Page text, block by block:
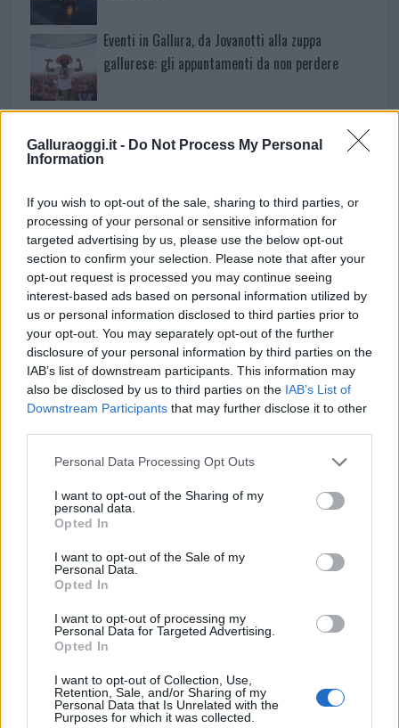
Galluraoggi.it - Do Not Process My Personal
Information
If you wish to opt-out of the sale, sharing to third parties, or
processing of your personal or sensitive information for
targeted advertising by us, please use the below opt-out
section to confirm your selection. Please note that after your
opt-out request is processed you may continue seeing
interest-based ads based on personal information utilized by
us or personal information disclosed to third parties prior to
your opt-out. You may separately opt-out of the further
disclosure of your personal information by third parties on the
IAB’s list of downstream participants. This information may
also be disclosed by us to third parties on the IAB’s List of
Downstream Participants that may further disclose it to other
Please note that this website/app uses one or more Google
not limited to your visit or usage behaviour. You may click to
grant or deny consent to Google and its third-party tags to
use your data for below specified purposes in below Google
consent section.
Personal Data Processing Opt Outs
I want to opt-out of the Sharing of my
personal data.
Opted In
I want to opt-out of the Sale of my
Personal Data.
Opted In
I want to opt-out of processing my
Personal Data for Targeted Advertising.
Opted In
I want to opt-out of Collection, Use,
Retention, Sale, and/or Sharing of my
Personal Data that Is Unrelated with the
Purposes for which it was collected.
Eventi in Gallura, da Jovanotti alla zuppa
gallurese: gli appuntamenti da non perdere
Lettini e arredi abusivi sulla spiaggia libera,
sequestri a Olbia e Arzachena
rifiutò la Costa Smeralda
Nuovo sportello rifiuti a Palau, una svolta per gli
utenti
NECROLOGIE
Mario Malu
Paolo Pinna
Martina Agostina Diturco